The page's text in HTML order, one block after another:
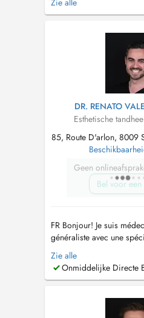
j'ai suivi l'évolution des
et fonctionnelle avec des
couronnes en céramique,
Zie alle
DR. RENATO
Esthetische
85, Route D'arlon, 8009
Geen
Bel voor
FR Bonjour! Je suis
généraliste avec une
Réhabilitation Orale
j'ai suivi l'évolution des
technologie liées à la
couronnes en céramique,
Zie alle
Onmiddelijke Directe